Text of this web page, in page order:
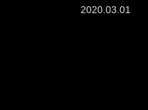
2020.03.01